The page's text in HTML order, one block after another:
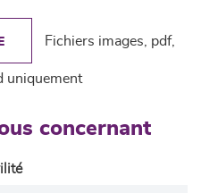
Fichiers images, pdf,
uniquement
concernant